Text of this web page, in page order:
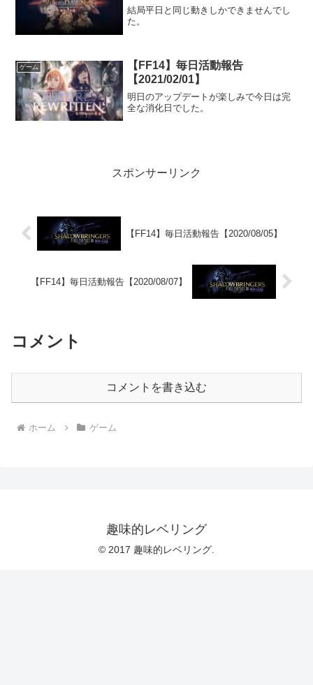
結局平日と同じ動きしかできませんでし
た。
ゲーム
【FF14】毎日活動報告
【2021/02/01】
明日のアップデートが楽しみで今日は完
全な消化日でした。
スポンサーリンク
【FF14】毎日活動報告【2020/08/05】
【FF14】毎日活動報告【2020/08/07】
コメント
コメントを書き込む
ホーム ゲーム
趣味的レベリング
© 2017 趣味的レベリング.